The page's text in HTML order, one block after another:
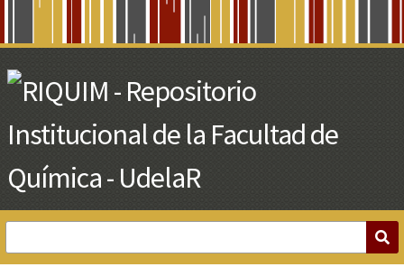
Main
Content